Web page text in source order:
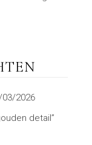
03/2026
detail”